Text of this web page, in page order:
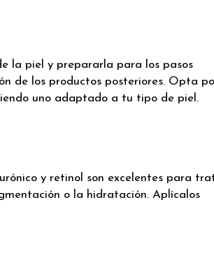
la piel y prepararla para los pasos
de los productos posteriores. Opta
uno adaptado a tu tipo de piel.
y retinol son excelentes para
o la hidratación. Aplícalos